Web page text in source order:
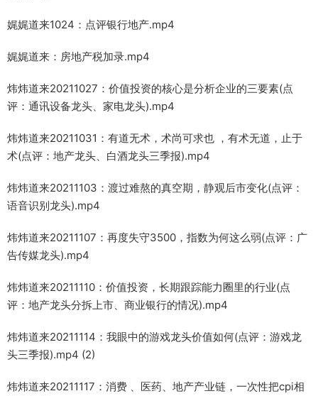
娓娓道来1024：点评银行地产.mp4
娓娓道来：房地产税加录.mp4
炜炜道来20211027：价值投资的核心是分析企业的三要素(点
评：通讯设备龙头、家电龙头).mp4
炜炜道来20211031：有道无术，术尚可求也 ，有术无道，止于
术(点评：地产龙头、白酒龙头三季报).mp4
炜炜道来20211103：渡过难熬的真空期，静观后市变化(点评：
语音识别龙头).mp4
炜炜道来20211107：再度失守3500，指数为何这么弱(点评：广
告传媒龙头).mp4
炜炜道来20211110：价值投资，长期跟踪能力圈里的行业(点
评：地产龙头分拆上市、商业银行的情况).mp4
炜炜道来20211114：我眼中的游戏龙头价值如何(点评：游戏龙
头三季报).mp4 (2)
炜炜道来20211117：消费 、医药、地产产业链，一次性把cpi相